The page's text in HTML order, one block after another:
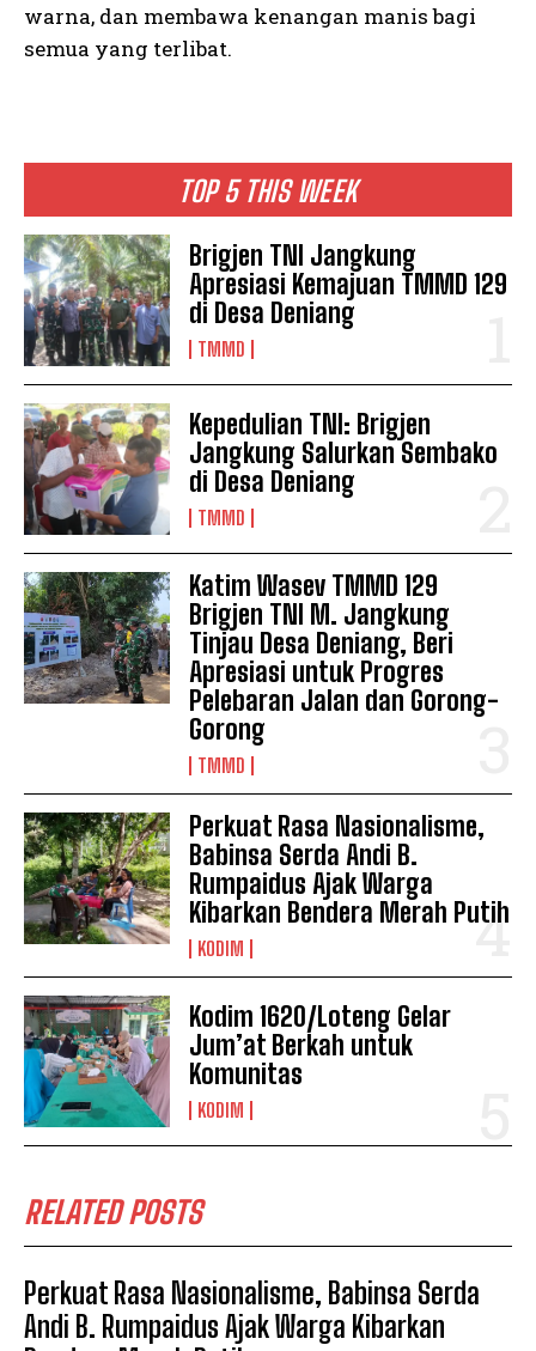
TOP 5 THIS WEEK
Brigjen TNI Jangkung
Apresiasi Kemajuan TMMD 129
di Desa Deniang
TMMD
Kepedulian TNI: Brigjen
Jangkung Salurkan Sembako
di Desa Deniang
TMMD
Katim Wasev TMMD 129
Brigjen TNI M. Jangkung
Tinjau Desa Deniang, Beri
Apresiasi untuk Progres
Pelebaran Jalan dan Gorong-
Gorong
TMMD
Perkuat Rasa Nasionalisme,
Babinsa Serda Andi B.
Rumpaidus Ajak Warga
Kibarkan Bendera Merah Putih
KODIM
Kodim 1620/Loteng Gelar
Jum’at Berkah untuk
Komunitas
KODIM
RELATED POSTS
Perkuat Rasa Nasionalisme, Babinsa Serda
Andi B. Rumpaidus Ajak Warga Kibarkan
warna, dan membawa kenangan manis bagi
semua yang terlibat.